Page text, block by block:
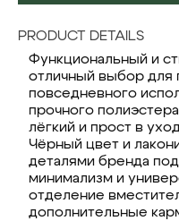
PRODUCT DETAILS
Функциональный и
отличный выбор для
повседневного
прочного
лёгкий и прост в
Чёрный цвет и
деталями бренда
минимализм и
отделение
дополнительные